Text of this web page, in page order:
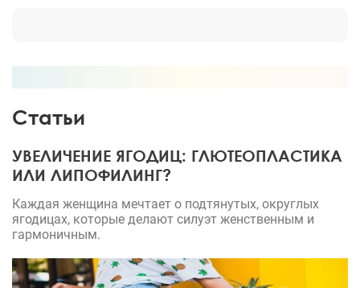
Статьи
УВЕЛИЧЕНИЕ ЯГОДИЦ: ГЛЮТЕОПЛАСТИКА
ИЛИ ЛИПОФИЛИНГ?
Каждая женщина мечтает о подтянутых, округлых
ягодицах, которые делают силуэт женственным и
гармоничным.